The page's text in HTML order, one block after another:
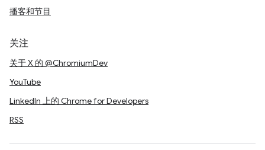
播客和节目
关注
关于 X 的 @ChromiumDev
YouTube
LinkedIn 上的 Chrome for Developers
RSS